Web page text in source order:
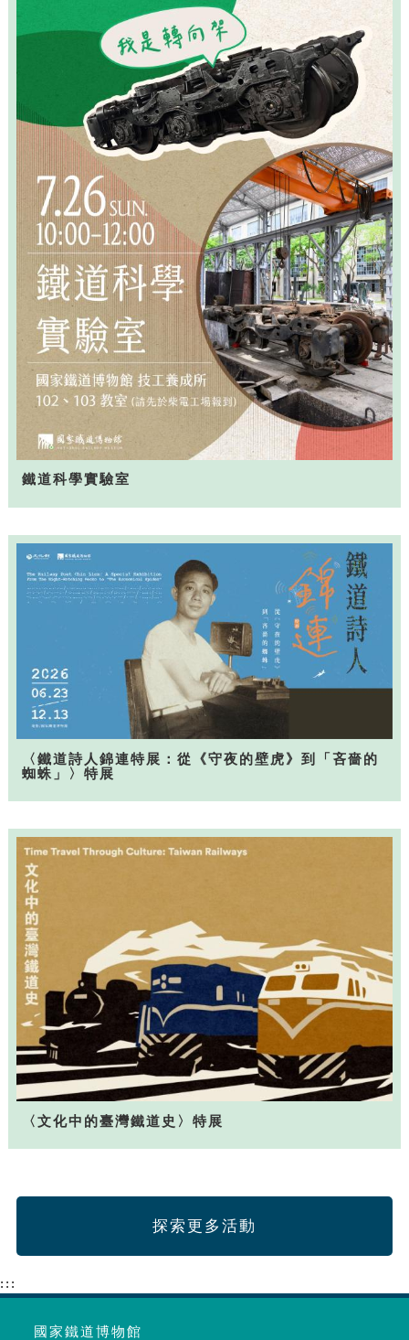
鐵道科學實驗室
〈鐵道詩人錦連特展：從《守夜的壁虎》到「吝嗇的
蜘蛛」〉特展
〈文化中的臺灣鐵道史〉特展
探索更多活動
:::
國家鐵道博物館